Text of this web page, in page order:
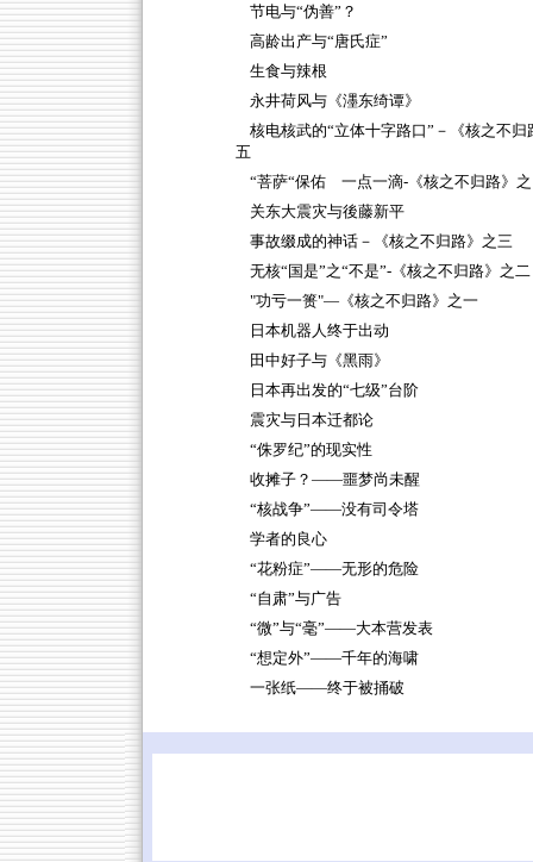
节电与“伪善”？
高龄出产与“唐氏症”
生食与辣根
永井荷风与《濹东绮谭》
核电核武的“立体十字路口”－《核之不归
五
“菩萨“保佑 一点一滴-《核之不归路》
关东大震灾与後藤新平
事故缀成的神话－《核之不归路》之三
无核“国是”之“不是”-《核之不归路》之二
"功亏一篑"—《核之不归路》之一
日本机器人终于出动
田中好子与《黑雨》
日本再出发的“七级”台阶
震灾与日本迁都论
“侏罗纪”的现实性
收摊子？——噩梦尚未醒
“核战争”——没有司令塔
学者的良心
“花粉症”——无形的危险
“自肃”与广告
“微”与“毫”——大本营发表
“想定外”——千年的海啸
一张纸——终于被捅破